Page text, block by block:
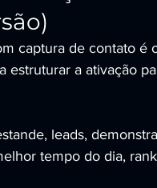
captura de contato é
estruturar a ativação
leads,
tempo do dia,